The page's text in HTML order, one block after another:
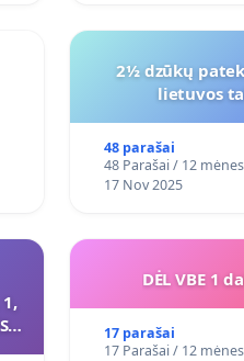
2½ dzūkų
lietuvos
48 parašai
48 Parašai / 12
17 Nov 2025
DĖL VBE 1
17 parašai
17 Parašai / 12